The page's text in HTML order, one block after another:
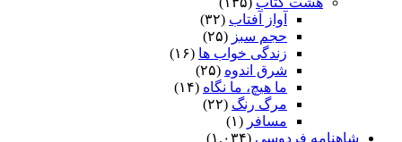
آواز آفتاب (۳۲)
حجم سبز (۲۵)
زندگی خواب ها (۱۶)
شرق اندوه (۲۵)
ما هیچ، ما نگاه (۱۴)
مرگ رنگ (۲۲)
مسافر (۱)
شاهنامه فردوسی (۱,۰۳۴)